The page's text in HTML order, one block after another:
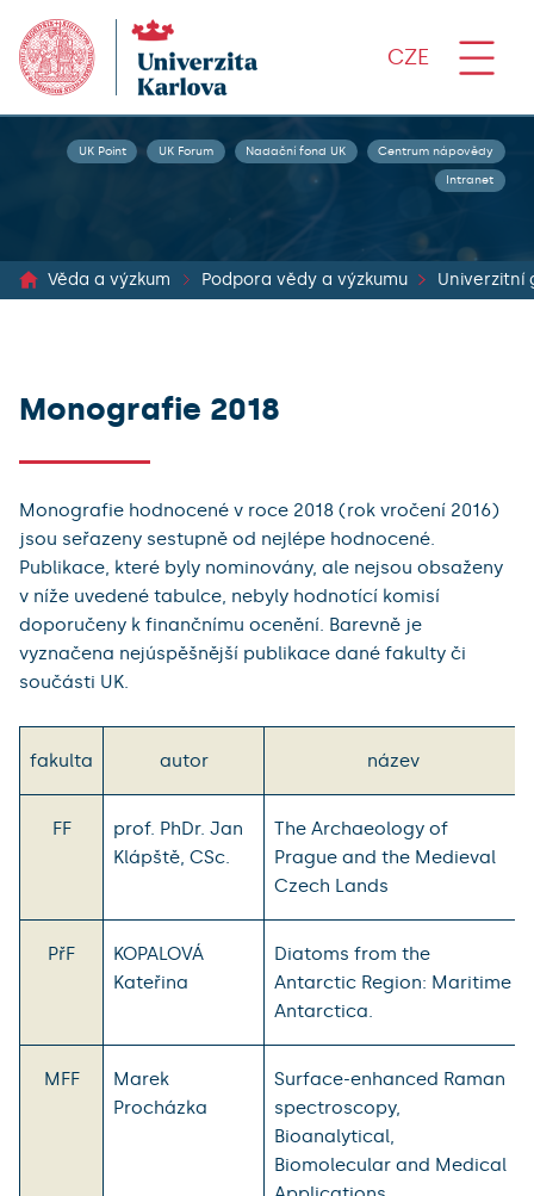
CZE
UK Point UK Forum Nadační fond UK Centrum nápovědy
Intranet
Věda a výzkum Podpora vědy a výzkumu Univerzitní
Monografie 2018
Monografie hodnocené v roce 2018 (rok vročení 2016)
jsou seřazeny sestupně od nejlépe hodnocené.
Publikace, které byly nominovány, ale nejsou obsaženy
v níže uvedené tabulce, nebyly hodnotící komisí
doporučeny k finančnímu ocenění. Barevně je
vyznačena nejúspěšnější publikace dané fakulty či
součásti UK.
fakulta autor název
FF
prof. PhDr. Jan
Klápště, CSc.
The Archaeology of
Prague and the Medieval
Czech Lands
PřF
KOPALOVÁ
Kateřina
Diatoms from the
Antarctic Region: Maritime
Antarctica.
MFF
Marek
Procházka
Surface-enhanced Raman
spectroscopy,
Bioanalytical,
Biomolecular and Medical